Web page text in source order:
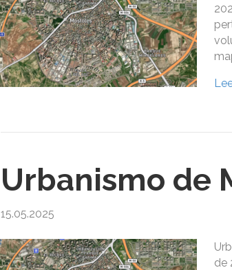
Urbanismo de
15.05.2025
de